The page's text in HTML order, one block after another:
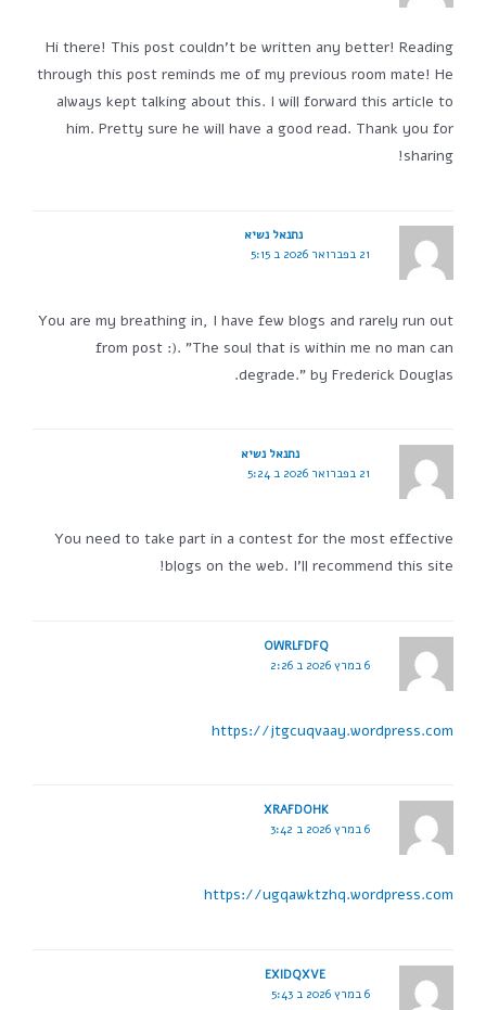
Hi there! This post couldn't be written any better! Reading
through this post reminds me of my previous room mate! He
always kept talking about this. I will forward this article to
him. Pretty sure he will have a good read. Thank you for
sharing!
נתנאל נשיא
21 בפברואר 2026 ב 5:15
You are my breathing in, I have few blogs and rarely run out
from post :). "The soul that is within me no man can
degrade." by Frederick Douglas.
נתנאל נשיא
21 בפברואר 2026 ב 5:24
You need to take part in a contest for the most effective
blogs on the web. I'll recommend this site!
OWRLFDFQ
6 במרץ 2026 ב 2:26
https://jtgcuqvaay.wordpress.com
XRAFDOHK
6 במרץ 2026 ב 3:42
https://ugqawktzhq.wordpress.com
EXIDQXVE
6 במרץ 2026 ב 5:43